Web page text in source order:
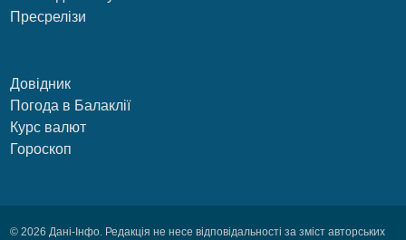
Пресрелізи
Довідник
Погода в Балаклії
Курс валют
Гороскоп
© 2026 Дані-Інфо. Редакція не несе відповідальності за зміст авторських